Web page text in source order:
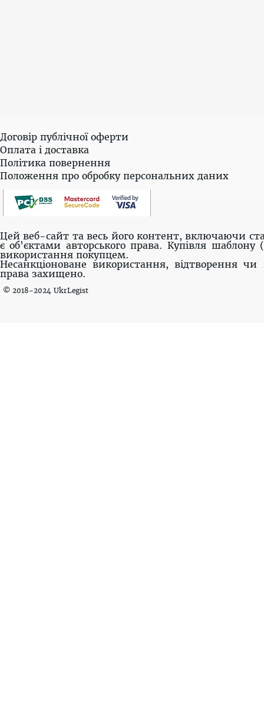
Договір публічної оферти
Оплата і доставка
Політика повернення
Положення про обробку персональних даних
Цей веб-сайт та весь його контент, включаючи
є об'єктами авторського права. Купівля шаблону
використання покупцем.
Несанкціоноване використання, відтворення
права захищено.
© 2018-2024 UkrLegist